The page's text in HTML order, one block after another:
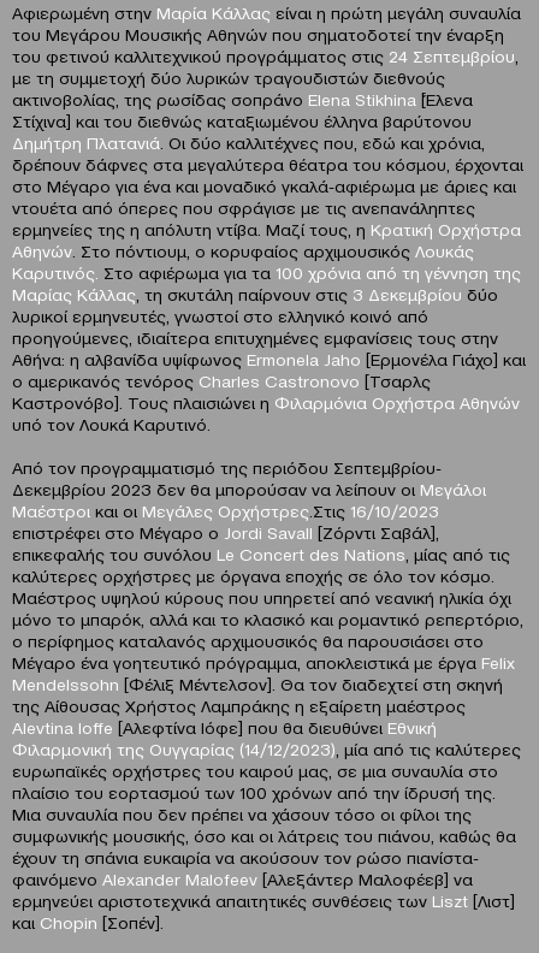
Αφιερωμένη στην Μαρία Κάλλας είναι η πρώτη μεγάλη συναυλία
του Μεγάρου Μουσικής Αθηνών που σηματοδοτεί την έναρξη
του φετινού καλλιτεχνικού προγράμματος στις 24 Σεπτεμβρίου
με τη συμμετοχή δύο λυρικών τραγουδιστών διεθνούς
ακτινοβολίας, της ρωσίδας σοπράνο Elena Stikhina [Έλενα
Στίχινα] και του διεθνώς καταξιωμένου έλληνα βαρύτονου
Δημήτρη Πλατανιά . Οι δύο καλλιτέχνες που, εδώ και χρόνια,
δρέπουν δάφνες στα μεγαλύτερα θέατρα του κόσμου, έρχονται
στο Μέγαρο για ένα και μοναδικό γκαλά-αφιέρωμα με άριες και
ντουέτα από όπερες που σφράγισε με τις ανεπανάληπτες
ερμηνείες της η απόλυτη ντίβα. Μαζί τους, η Κρατική Ορχήστρα
Αθηνών . Στο πόντιουμ, ο κορυφαίος αρχιμουσικός Λουκάς
Καρυτινός. Στο αφιέρωμα για τα 100 χρόνια από τη γέννηση της
Μαρίας Κάλλας , τη σκυτάλη παίρνουν στις 3 Δεκεμβρίου δύο
λυρικοί ερμηνευτές, γνωστοί στο ελληνικό κοινό από
προηγούμενες, ιδιαίτερα επιτυχημένες εμφανίσεις τους στην
Αθήνα: η αλβανίδα υψίφωνος Ermonela Jaho [Ερμονέλα Γιάχο] και
ο αμερικανός τενόρος Charles Castronovo [Τσαρλς
Καστρονόβο]. Τους πλαισιώνει η Φιλαρμόνια Ορχήστρα Αθηνών
υπό τον Λουκά Καρυτινό.
Από τον προγραμματισμό της περιόδου Σεπτεμβρίου-
Δεκεμβρίου 2023 δεν θα μπορούσαν να λείπουν οι Μεγάλοι
Μαέστροι και οι Μεγάλες Ορχήστρες .Στις 16/10/2023
επιστρέφει στο Μέγαρο ο Jordi Savall [Ζόρντι Σαβάλ],
επικεφαλής του συνόλου Le Concert des Nations , μίας από τις
καλύτερες ορχήστρες με όργανα εποχής σε όλο τον κόσμο.
Μαέστρος υψηλού κύρους που υπηρετεί από νεανική ηλικία όχι
μόνο το μπαρόκ, αλλά και το κλασικό και ρομαντικό ρεπερτόριο,
ο περίφημος καταλανός αρχιμουσικός θα παρουσιάσει στο
Μέγαρο ένα γοητευτικό πρόγραμμα, αποκλειστικά με έργα Felix
Mendelssohn [Φέλιξ Μέντελσον]. Θα τον διαδεχτεί στη σκηνή
της Αίθουσας Χρήστος Λαμπράκης η εξαίρετη μαέστρος
Alevtina Ιoffe [Αλεφτίνα Ιόφε] που θα διευθύνει Εθνική
Φιλαρμονική της Ουγγαρίας (14/12/2023) , μία από τις καλύτερες
ευρωπαϊκές ορχήστρες του καιρού μας, σε μια συναυλία στο
πλαίσιο του εορτασμού των 100 χρόνων από την ίδρυσή της.
Μια συναυλία που δεν πρέπει να χάσουν τόσο οι φίλοι της
συμφωνικής μουσικής, όσο και οι λάτρεις του πιάνου, καθώς θα
έχουν τη σπάνια ευκαιρία να ακούσουν τον ρώσο πιανίστα-
φαινόμενο Alexander Malofeev [Αλεξάντερ Μαλοφέεβ] να
ερμηνεύει αριστοτεχνικά απαιτητικές συνθέσεις των Liszt [Λιστ]
και Chopin [Σοπέν].